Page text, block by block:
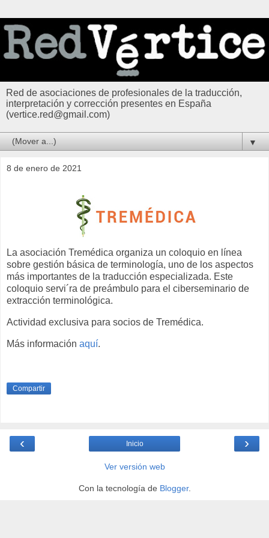
Red de asociaciones de profesionales de la traducción,
interpretación y corrección presentes en España
(vertice.red@gmail.com)
▼
8 de enero de 2021
La asociación Tremédica organiza un coloquio en línea
sobre gestión básica de terminología, uno de los aspectos
más importantes de la traducción especializada. Este
coloquio servi´ra de preámbulo para el ciberseminario de
extracción terminológica.
Actividad exclusiva para socios de Tremédica.
Más información aquí.
Compartir
‹ ›
Inicio
Ver versión web
Con la tecnología de Blogger.